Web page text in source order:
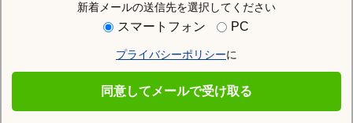
新着メールの送信先を選択してください
スマートフォン PC
プライバシーポリシーに
同意してメールで受け取る
住む街研究所で北広島市の情報を見る
北広島市の施設一覧